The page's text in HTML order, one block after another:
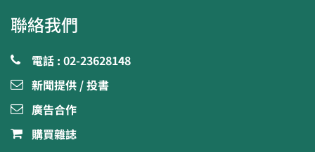
聯絡我們
電話 : 02-23628148
新聞提供 / 投書
廣告合作
購買雜誌